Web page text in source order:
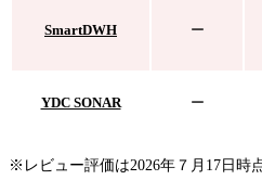
SmartDWH ー
YDC SONAR ー
※レビュー評価は2026年７月17日時